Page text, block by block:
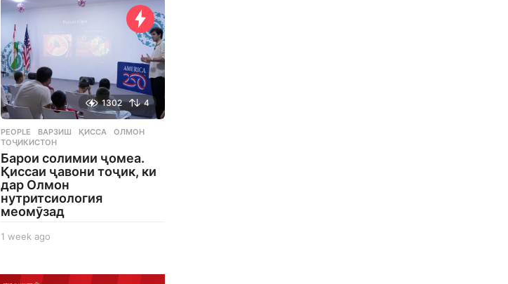
1302 4
PEOPLE ВАРЗИШ ,ҚИССА ,ОЛМОН
ТОҶИКИСТОН
Барои солимии ҷомеа.
Қиссаи ҷавони тоҷик, ки
дар Олмон
нутритсиология
меомӯзад
1 week ago
e